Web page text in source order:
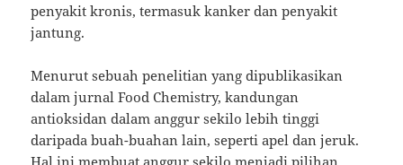
penyakit kronis, termasuk kanker dan penyakit
jantung.
Menurut sebuah penelitian yang dipublikasikan
dalam jurnal Food Chemistry, kandungan
antioksidan dalam anggur sekilo lebih tinggi
daripada buah-buahan lain, seperti apel dan jeruk.